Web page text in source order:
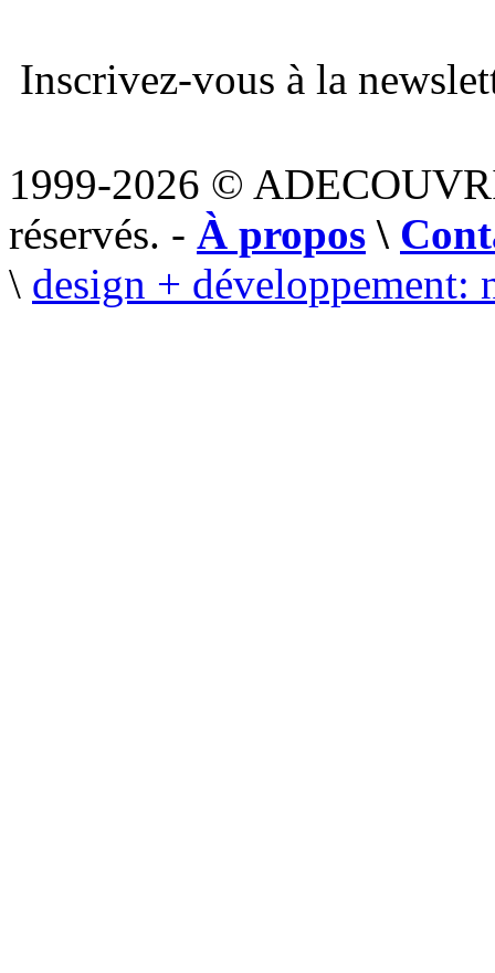
Inscrivez-vous à la
1999-2026 ©
réservés. - À propos \
\ design + développement: